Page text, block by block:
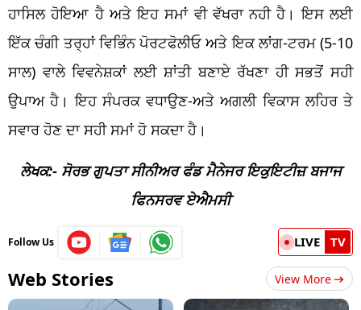
ਹਾਸਿਲ ਹੋਇਆ ਹੈ ਅਤੇ ਇਹ ਸਮਾਂ ਵੀ ਵੱਖਰਾ ਨਹੀ ਹੈ। ਇਸ ਲਈ
ਇੱਕ ਚੰਗੀ ਤਰ੍ਹਾਂ ਵਿਭਿੰਨ ਪੋਰਟਫੋਲੀਓ ਅਤੇ ਇਕ ਲਾਂਗ-ਟਰਮ (5-10
ਸਾਲ) ਵਾਲੇ ਵਿਵਨੇਸ਼ਕਾਂ ਲਈ ਸ਼ਾਂਤੀ ਬਣਾਏ ਰੱਖਣਾ ਹੀ ਸਭਤੋਂ ਸਹੀ
ਉਪਾਅ ਹੈ। ਇਹ ਸੰਪਰਕ ਵਧਾਉਣ-ਅਤੇ ਅਗਲੀ ਵਿਕਾਸ ਲਹਿਰ ਤੇ
ਸਵਾਰ ਹੋਣ ਦਾ ਸਹੀ ਸਮਾਂ ਹੋ ਸਕਦਾ ਹੈ।
ਲੇਖਕ:- ਸੋਰਭ ਗੁਪਤਾ ਸੀਨੀਅਰ ਫੰਡ ਮੈਨੇਜਰ ਇਕੁਇਟੀਜ਼ ਬਜਾਜ
ਫਿਨਸਰਵ ਏਐਮਸੀ
Follow Us LIVE TV
Web Stories View More